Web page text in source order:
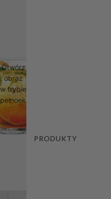
PRODUKTY
Otwórz
obraz
w trybie
pełnoekranowym